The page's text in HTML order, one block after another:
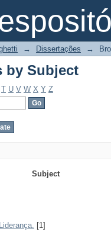
Subject
→ Dissertações →
by Subject
T U V W X Y Z
Subject
[1]